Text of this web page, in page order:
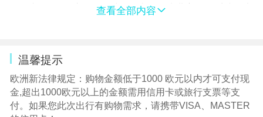
会有专人收取),护照销签时间取决于使馆进度,因旺季或有大
损登机牌或姓名错误,请回国后配合旅
行社第一时间前往使馆面试销签;如果不能当即销签,使馆将
会另行通知面试时间,由此产生的
有费用由客人承担;
查看全部内容
温馨提示
欧洲新法律规定：购物金额低于1000 欧元以内才可支付现
金,超出1000欧元以上的金额需用信用卡或旅行支票等支
付。如果您此次出行有购物需求，请携带VISA、MASTER